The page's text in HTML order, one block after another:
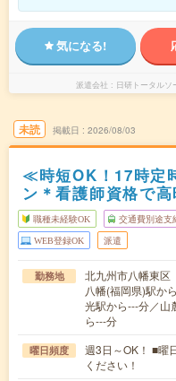
気になる!
派遣会社 日研トータル
未読 掲載日 2026/08/03
≪時短OK！17時定
ン＊看護師資格で高
職種未経験OK 交通費別途支
WEB登録OK 派遣
勤務地
北九州市八幡東区
八幡(福岡県)駅か
光駅から---分／山
ら---分
曜日頻度
週3日～OK！ ■曜
ください！